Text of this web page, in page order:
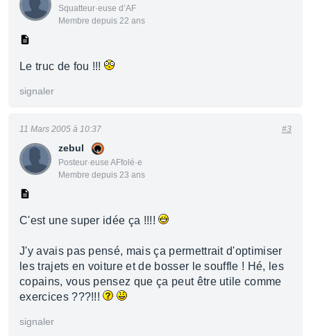
Squatteur·euse d’AF
Membre depuis 22 ans
Le truc de fou !!!
signaler
zebul
Posteur·euse AFfolé·e
Membre depuis 23 ans
11 Mars 2005 à 10:37 #3
C'est une super idée ça !!!!
J'y avais pas pensé, mais ça permettrait d'optimiser
les trajets en voiture et de bosser le souffle ! Hé, les
copains, vous pensez que ça peut être utile comme
exercices ???!!!
signaler